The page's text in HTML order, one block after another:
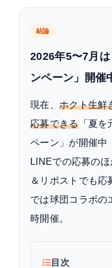
結論
2026年5〜7月
ンペーン」開催
現在、 ホクト生鮮
応募できる「夏を
ペーン」が開催中
LINEでの応募の
＆リポストでも応
では球団コラボの
時開催。
目次